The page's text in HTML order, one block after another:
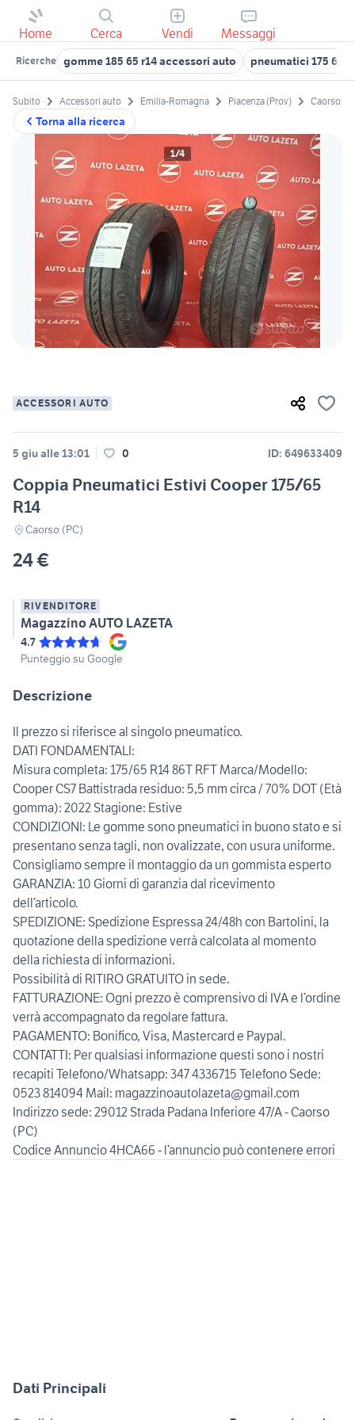
Home Cerca Vendi Messaggi
Ricerche gomme 185 65 r14 accessori auto pneumatici 175 65
Torna alla ricerca
Subito Accessori auto Emilia-Romagna Piacenza (Prov) Caorso
1/4
ACCESSORI AUTO
5 giu alle 13:01 0 ID: 649633409
Coppia Pneumatici Estivi Cooper 175/65
R14
Caorso (PC)
24 €
RIVENDITORE
Magazzino AUTO LAZETA
4.7
Punteggio su Google
Descrizione
Il prezzo si riferisce al singolo pneumatico.
DATI FONDAMENTALI:
Misura completa: 175/65 R14 86T RFT Marca/Modello:
Cooper CS7 Battistrada residuo: 5,5 mm circa / 70% DOT (Età
gomma): 2022 Stagione: Estive
CONDIZIONI: Le gomme sono pneumatici in buono stato e si
presentano senza tagli, non ovalizzate, con usura uniforme.
Consigliamo sempre il montaggio da un gommista esperto
GARANZIA: 10 Giorni di garanzia dal ricevimento
dell’articolo.
SPEDIZIONE: Spedizione Espressa 24/48h con Bartolini, la
quotazione della spedizione verrà calcolata al momento
della richiesta di informazioni.
Possibilità di RITIRO GRATUITO in sede.
FATTURAZIONE: Ogni prezzo è comprensivo di IVA e l’ordine
verrà accompagnato da regolare fattura.
PAGAMENTO: Bonifico, Visa, Mastercard e Paypal.
CONTATTI: Per qualsiasi informazione questi sono i nostri
recapiti Telefono/Whatsapp: 347 4336715 Telefono Sede:
0523 814094 Mail: magazzinoautolazeta@gmail.com
Indirizzo sede: 29012 Strada Padana Inferiore 47/A - Caorso
(PC)
Dati Principali